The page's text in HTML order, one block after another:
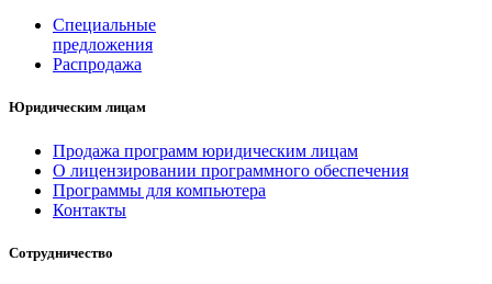
Специальные
предложения
Распродажа
Юридическим лицам
Продажа программ юридическим лицам
О лицензировании программного обеспечения
Программы для компьютера
Контакты
Сотрудничество